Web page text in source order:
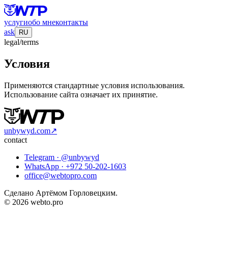
услугиобо мнеконтакты
ask
RU
legal/terms
Условия
Применяются стандартные условия использования.
Использование сайта означает их принятие.
unbywyd.com↗
contact
Telegram · @unbywyd
WhatsApp · +972 50-202-1603
office@webtopro.com
Сделано Артёмом Горловецким.
© 2026 webto.pro